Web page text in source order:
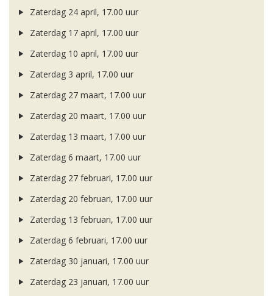
Zaterdag 24 april, 17.00 uur
Zaterdag 17 april, 17.00 uur
Zaterdag 10 april, 17.00 uur
Zaterdag 3 april, 17.00 uur
Zaterdag 27 maart, 17.00 uur
Zaterdag 20 maart, 17.00 uur
Zaterdag 13 maart, 17.00 uur
Zaterdag 6 maart, 17.00 uur
Zaterdag 27 februari, 17.00 uur
Zaterdag 20 februari, 17.00 uur
Zaterdag 13 februari, 17.00 uur
Zaterdag 6 februari, 17.00 uur
Zaterdag 30 januari, 17.00 uur
Zaterdag 23 januari, 17.00 uur